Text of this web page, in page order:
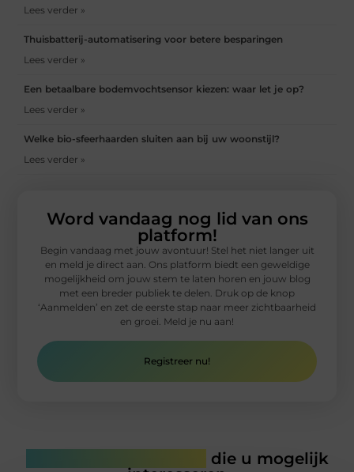
Lees verder »
Thuisbatterij-automatisering voor betere besparingen
Lees verder »
Een betaalbare bodemvochtsensor kiezen: waar let je op?
Lees verder »
Welke bio-sfeerhaarden sluiten aan bij uw woonstijl?
Lees verder »
Word vandaag nog lid van ons
platform!
Begin vandaag met jouw avontuur! Stel het niet langer uit
en meld je direct aan. Ons platform biedt een geweldige
mogelijkheid om jouw stem te laten horen en jouw blog
met een breder publiek te delen. Druk op de knop
‘Aanmelden’ en zet de eerste stap naar meer zichtbaarheid
en groei. Meld je nu aan!
Registreer nu!
die u mogelijk